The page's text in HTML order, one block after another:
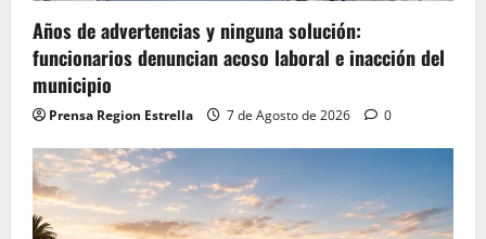
Años de advertencias y ninguna solución:
funcionarios denuncian acoso laboral e inacción del
municipio
Prensa Region Estrella 7 de Agosto de 2026 0